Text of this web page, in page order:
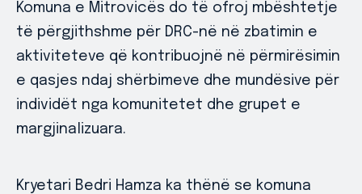
Komuna e Mitrovicës do të ofroj mbështetje
të përgjithshme për DRC-në në zbatimin e
aktiviteteve që kontribuojnë në përmirësimin
e qasjes ndaj shërbimeve dhe mundësive për
individët nga komunitetet dhe grupet e
margjinalizuara.
Kryetari Bedri Hamza ka thënë se komuna